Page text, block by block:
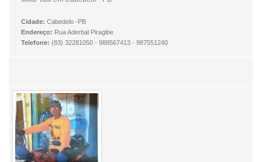
Cidade: Cabedelo -PB
Endereço: Rua Aderbal Piragibe
Telefone: (83) 32281050 - 988567413 - 987551240